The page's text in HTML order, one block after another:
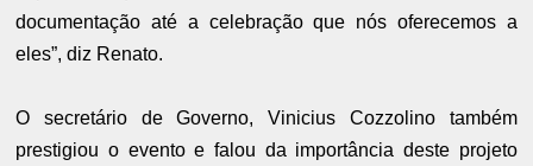
documentação até a celebração que nós oferecemos a
eles”, diz Renato.
O secretário de Governo, Vinicius Cozzolino também
prestigiou o evento e falou da importância deste projeto